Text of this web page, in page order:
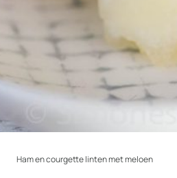
Ham en courgette linten met meloen